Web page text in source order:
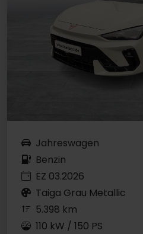
Jahreswagen
Benzin
EZ 03.2026
Taiga Grau Metallic
5.398 km
110 kW / 150 PS